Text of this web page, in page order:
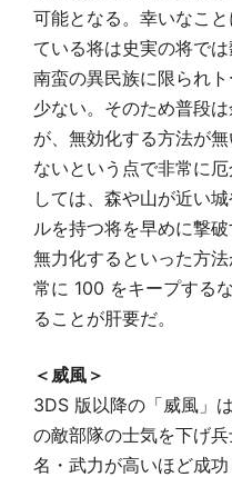
可能となる。幸いなこ
ている将は史実の将で
南蛮の異民族に限られ
少ない。そのため普段
が、無効化する方法が
ないという点で非常に
しては、森や山が近い
ルを持つ将を早めに撃
無力化するといった方
常に 100 をキープする
ることが肝要だ。
＜威風＞
3DS 版以降の「威風」
の敵部隊の士気を下げ
名・武力が高いほど成